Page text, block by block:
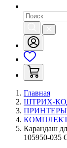
Главная
ШТРИХ-
Карандаш
105950-035